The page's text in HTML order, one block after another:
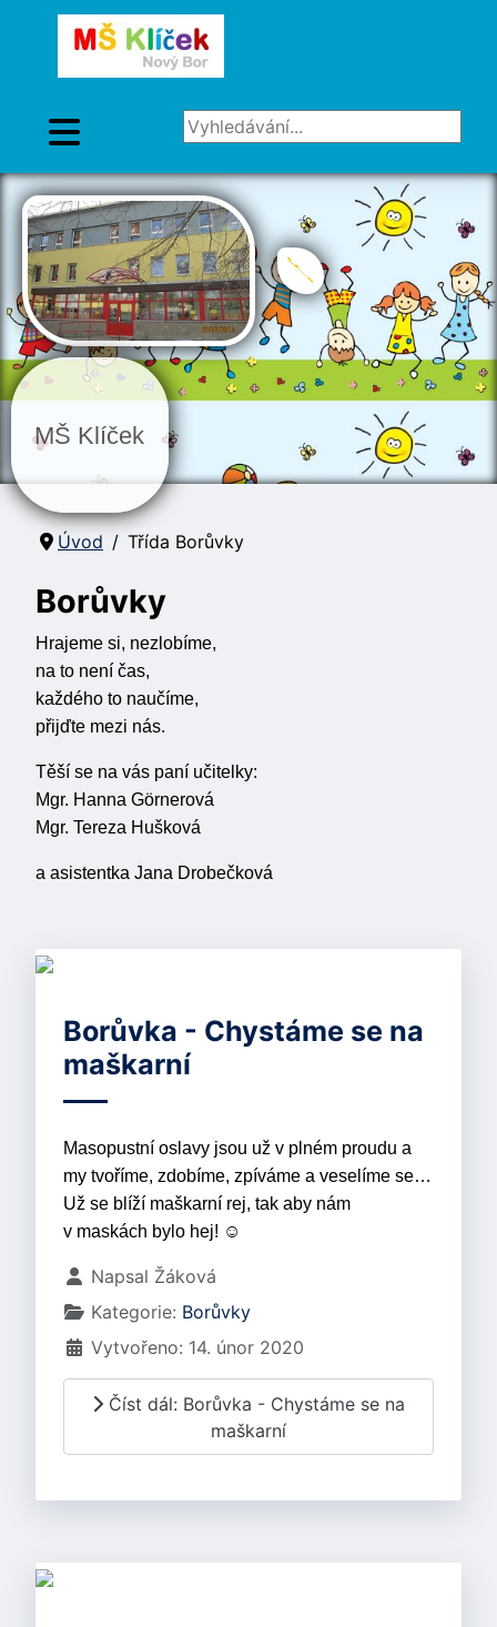
Vyhledávání...
MŠ Klíček
Úvod Třída Borůvky
Borůvky
Hrajeme si, nezlobíme,
na to není čas,
každého to naučíme,
přijďte mezi nás.
Těší se na vás paní učitelky:
Mgr. Hanna Görnerová
Mgr. Tereza Hušková
a asistentka Jana Drobečková
Borůvka - Chystáme se na
maškarní
Masopustní oslavy jsou už v plném proudu a
my tvoříme, zdobíme, zpíváme a veselíme se…
Už se blíží maškarní rej, tak aby nám
v maskách bylo hej! ☺
Základní údaje
Napsal Žáková
Kategorie: Borůvky
Vytvořeno: 14. únor 2020
Číst dál: Borůvka - Chystáme se na
maškarní